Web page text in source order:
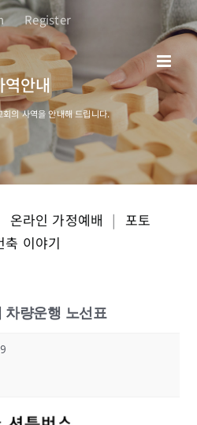
Register
역안내
의 사역을 안내해 드립니다.
온라인 가정예배 | 포토
축 이야기
차량운행 노선표